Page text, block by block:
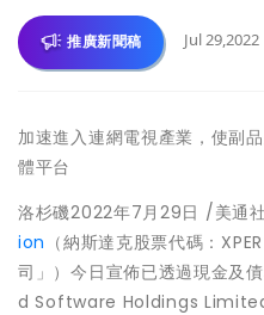
推廣新聞稿 Jul 29,2022
加速進入連網電視產業，使副
體平台
洛杉磯2022年7月29日 /美通
ion （納斯達克股票代碼：
司」）今日宣佈已透過現金及
d Software Holdings